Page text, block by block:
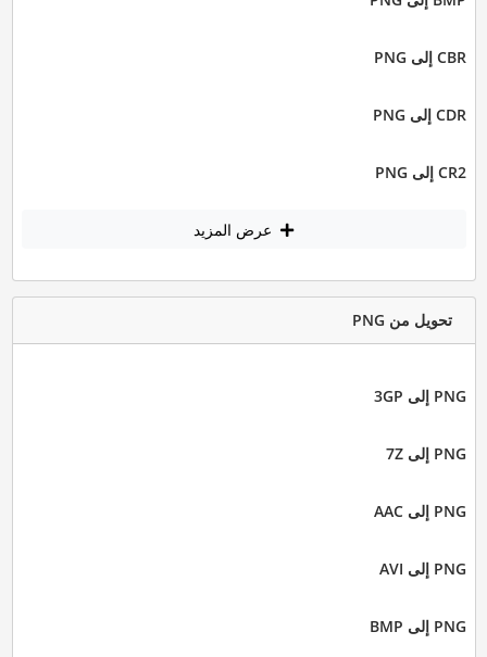
CBR إلى PNG
CDR إلى PNG
CR2 إلى PNG
عرض المزيد
تحويل من PNG
PNG إلى 3GP
PNG إلى 7Z
PNG إلى AAC
PNG إلى AVI
PNG إلى BMP